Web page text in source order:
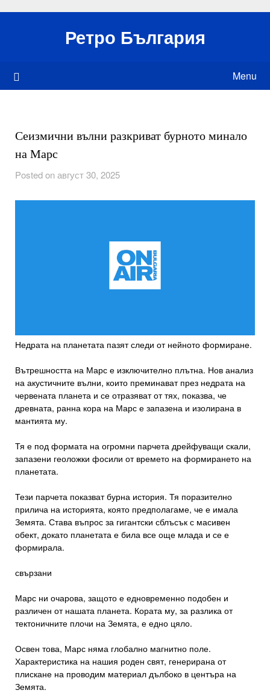
Ретро България
Menu
Сеизмични вълни разкриват бурното минало
на Марс
Posted on август 30, 2025
Недрата на планетата пазят следи от нейното формиране.
Вътрешността на Марс е изключително плътна. Нов анализ
на акустичните вълни, които преминават през недрата на
червената планета и се отразяват от тях, показва, че
древната, ранна кора на Марс е запазена и изолирана в
мантията му.
Тя е под формата на огромни парчета дрейфуващи скали,
запазени геоложки фосили от времето на формирането на
планетата.
Тези парчета показват бурна история. Тя поразително
прилича на историята, която предполагаме, че е имала
Земята. Става въпрос за гигантски сблъсък с масивен
обект, докато планетата е била все още млада и се е
формирала.
свързани
Марс ни очарова, защото е едновременно подобен и
различен от нашата планета. Кората му, за разлика от
тектоничните плочи на Земята, е едно цяло.
Освен това, Марс няма глобално магнитно поле.
Характеристика на нашия роден свят, генерирана от
плискане на проводим материал дълбоко в центъра на
Земята.